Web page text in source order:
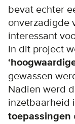
bevat echter
onverzadigde
interessant
In dit project
gewassen
Nadien werd
inzetbaarheid
toepassingen